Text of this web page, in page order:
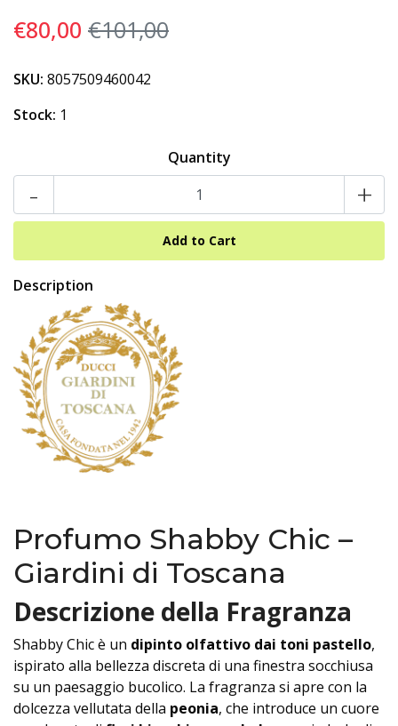
€80,00 €101,00
SKU: 8057509460042
Stock: 1
Quantity
- +
Description
Profumo Shabby Chic –
Giardini di Toscana
Descrizione della Fragranza
Shabby Chic è un dipinto olfattivo dai toni pastello,
ispirato alla bellezza discreta di una finestra socchiusa
su un paesaggio bucolico. La fragranza si apre con la
dolcezza vellutata della peonia, che introduce un cuore